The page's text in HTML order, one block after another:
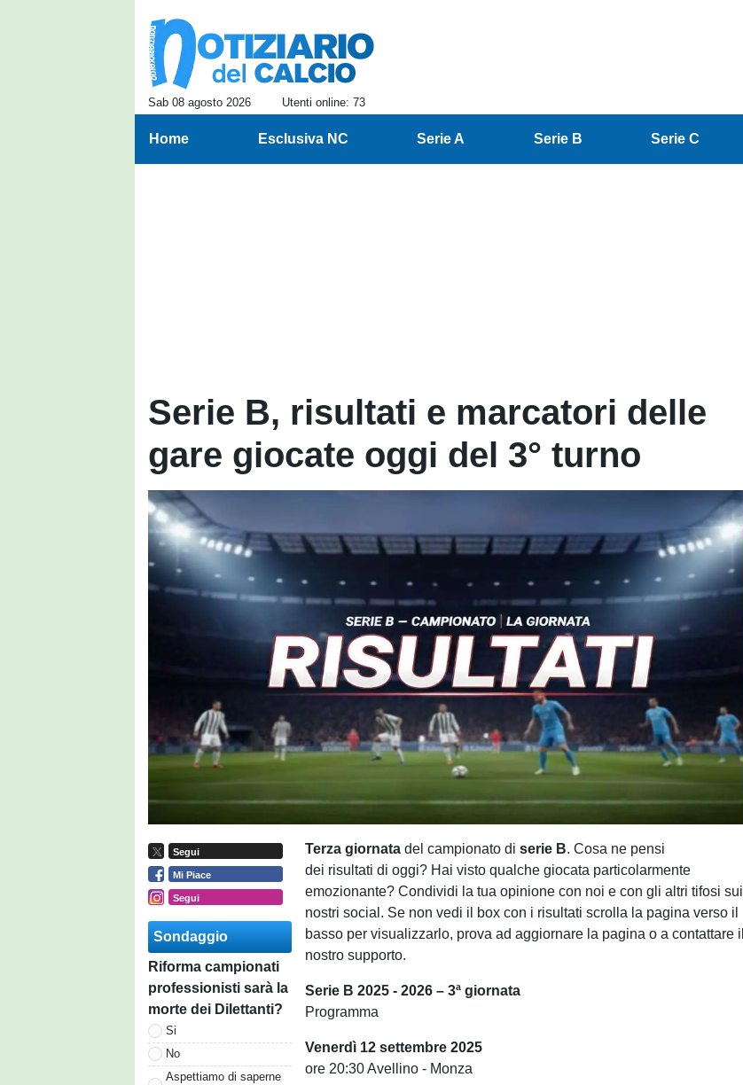
Sab 08 agosto 2026 Utenti online: 73
Home Esclusiva NC Serie A Serie B Serie C
Serie B, risultati e marcatori delle
gare giocate oggi del 3° turno
Segui
Mi Piace
Segui
Sondaggio
Riforma campionati
professionisti sarà la
morte dei Dilettanti?
Si
No
Aspettiamo di saperne
Terza giornatadel campionato diserie B. Cosa ne pensi
dei risultati di oggi? Hai visto qualche giocata particolarmente
emozionante? Condividi la tua opinione con noi e con gli altri tifosi sui
nostri social. Se non vedi il box con i risultati scrolla la pagina verso il
basso per visualizzarlo, prova ad aggiornare la pagina o a contattare il
nostro supporto.
Serie B 2025 - 2026 – 3ª giornata
Programma
Venerdì 12 settembre 2025
ore 20:30 Avellino - Monza